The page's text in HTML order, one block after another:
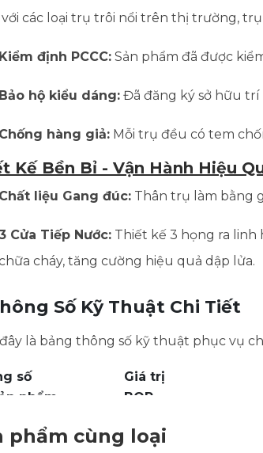
với các loại trụ trôi nổi trên thị trường,
Kiểm định PCCC: Sản phẩm đã được
Bảo hộ kiểu dáng: Đã đăng ký sở hữu trí
Chống hàng giả: Mỗi trụ đều có tem
Kế Bền Bỉ - Vận Hành Hiệu
Chất liệu Gang đúc: Thân trụ làm bằng
Cửa Tiếp Nước: Thiết kế 3 họng ra linh
cháy, tăng cường hiệu quả dập lửa.
Số Kỹ Thuật Chi Tiết
là bảng thông số kỹ thuật phục vụ
số
Giá trị
phẩm
BQP
liệu
Gang
phẩm cùng loại